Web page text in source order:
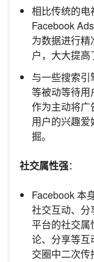
相比传统的电
Facebook
为数据进行
户，大大提高
与一些搜索引
等被动等待用
作为主动将广
用户的兴趣
掘。
社交属性强：
Facebook 本
社交互动、分
平台的社交属
论、分享等互
交圈中二次传